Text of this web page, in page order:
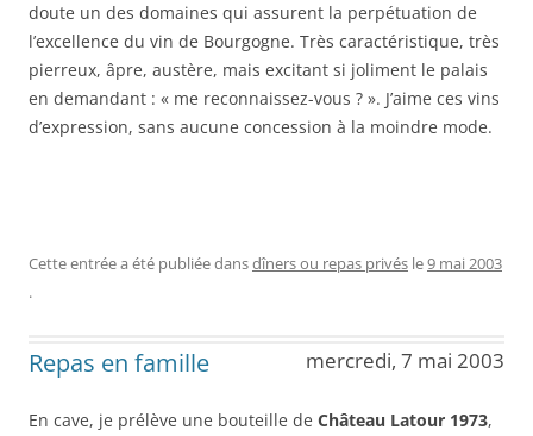
doute un des domaines qui assurent la perpétuation de
l’excellence du vin de Bourgogne. Très caractéristique, très
pierreux, âpre, austère, mais excitant si joliment le palais
en demandant : « me reconnaissez-vous ? ». J’aime ces vins
d’expression, sans aucune concession à la moindre mode.
Cette entrée a été publiée dansdîners ou repas privés le9 mai 2003
.
Repas en famille mercredi, 7 mai 2003
En cave, je prélève une bouteille de Château Latour 1973,